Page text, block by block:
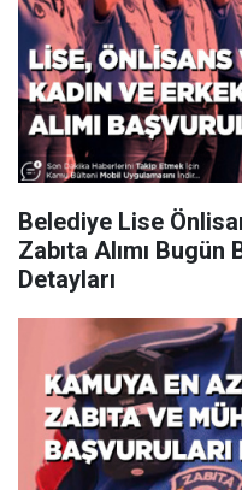
Belediye Lise
Zabıta Alımı
Detayları